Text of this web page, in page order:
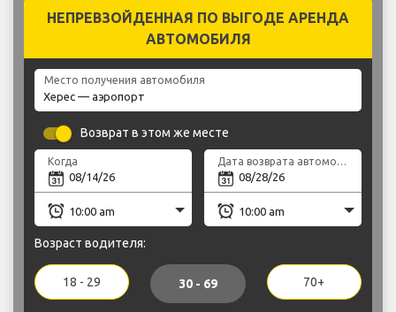
НЕПРЕВЗОЙДЕННАЯ ПО ВЫГОДЕ АРЕНДА
АВТОМОБИЛЯ
Место получения автомобиля
Возврат в этом же месте
Когда Дата возврата автомобиля
Возраст водителя:
18 - 29 30 - 69 70+